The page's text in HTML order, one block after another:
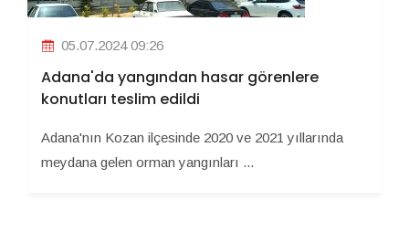
05.07.2024 09:26
Adana'da yangından hasar görenlere
konutları teslim edildi
Adana'nın Kozan ilçesinde 2020 ve 2021 yıllarında
meydana gelen orman yangınları ...